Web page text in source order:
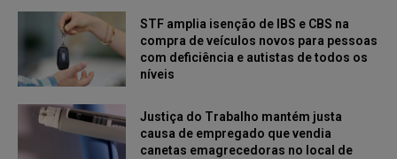
STF amplia isenção de IBS e CBS na
compra de veículos novos para pessoas
com deficiência e autistas de todos os
níveis
Justiça do Trabalho mantém justa
causa de empregado que vendia
canetas emagrecedoras no local de